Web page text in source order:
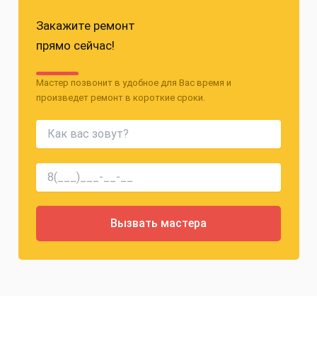
Закажите ремонт
прямо сейчас!
Мастер позвонит в удобное для Вас время и
произведет ремонт в короткие сроки.